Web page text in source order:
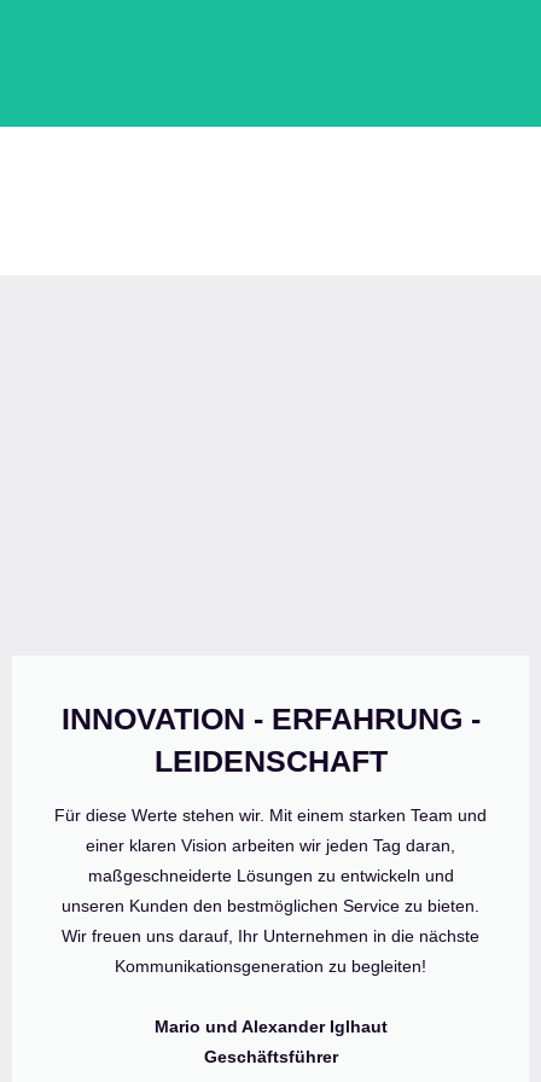
INNOVATION - ERFAHRUNG -
LEIDENSCHAFT
Für diese Werte stehen wir. Mit einem starken Team und
einer klaren Vision arbeiten wir jeden Tag daran,
maßgeschneiderte Lösungen zu entwickeln und
unseren Kunden den bestmöglichen Service zu bieten.
Wir freuen uns darauf, Ihr Unternehmen in die nächste
Kommunikationsgeneration zu begleiten!
Mario und Alexander Iglhaut
Geschäftsführer